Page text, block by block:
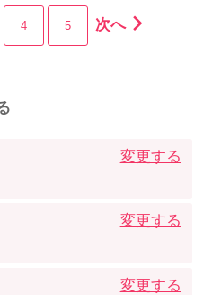
4 5 次へ
変更する
変更する
変更する